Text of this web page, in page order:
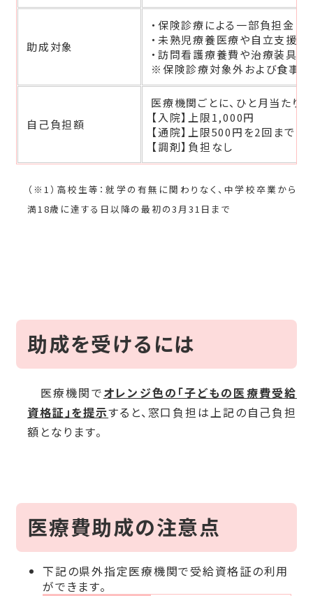
助成対象
・保険診療による一部負担金（2
・未熟児療養医療や自立支援
・訪問看護療養費や治療装具
※保険診療対象外および食事療
自己負担額
医療機関ごとに、ひと月当たり
【入院】上限1,000円
【通院】上限
【調剤】負担なし
（※1）高校生等：就学の有無に関わりなく、中学校卒業から
満18歳に達する日以降の最初の3月31日まで
助成を受けるには
医療機関でオレンジ色の「子どもの医療費受給
資格証」を提示すると、窓口負担は上記の自己負担
額となります。
医療費助成の注意点
下記の県外指定医療機関で受給資格証の利用
ができます。